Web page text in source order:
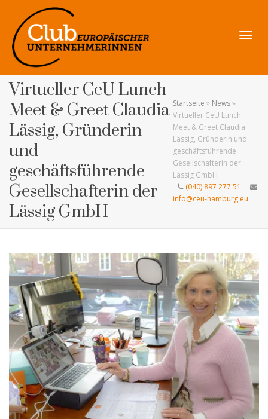
Virtueller CeU Lunch
Meet & Greet Claudia
Lässig, Gründerin
und
geschäftsführende
Gesellschafterin der
Lässig GmbH
Startseite » News»
Virtueller CeU Lunch
Meet & Greet Claudia
Lässig, Gründerin und
geschäftsführende
Gesellschafterin der
Lässig GmbH
(040) 897 277 51
info@ceu-hamburg.eu